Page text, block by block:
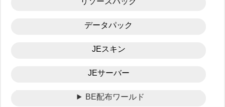
データパック
JEスキン
JEサーバー
BE配布ワールド